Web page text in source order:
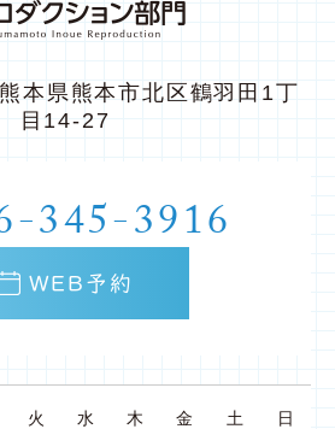
熊本県熊本市北区鶴羽田1丁
目14-27
345-3916
WEB予約
火 水 木 金 土 日